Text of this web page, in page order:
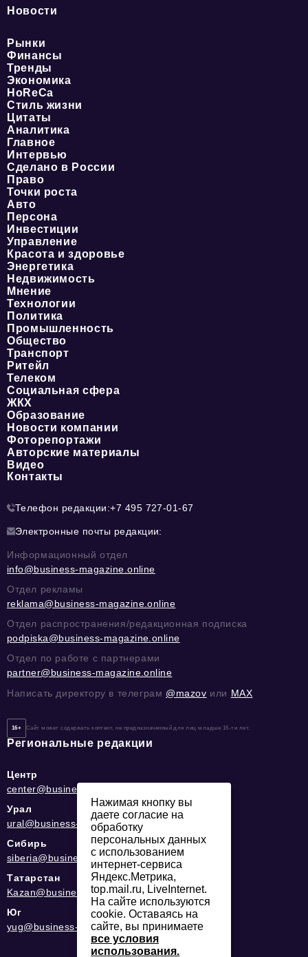
Новости
Рынки
Финансы
Тренды
Экономика
HoReCa
Стиль жизни
Цитаты
Аналитика
Главное
Интервью
Сделано в России
Право
Точки роста
Авто
Персона
Инвестиции
Управление
Красота и здоровье
Энергетика
Недвижимость
Мнение
Технологии
Политика
Промышленность
Общество
Транспорт
Ритейл
Телеком
Социальная сфера
ЖКХ
Образование
Новости компании
Фоторепортажи
Авторские материалы
Видео
Контакты
Телефон редакции:+7 495 727-01-67
Электронные почты редакции:
Информационный отдел
info@business-magazine.online
Отдел рекламы
reklama@business-magazine.online
Отдел распространения/редакционная подписка
podpiska@business-magazine.online
Отдел по работе с партнерами
partner@business-magazine.online
Написать директору в телеграм @mazov или MAX
16+ Сайт может содержать контент, не предназначенный для лиц младше 16-ти лет.
Региональные редакции
Центр
center@business-magazine.online
Урал
ural@business-magazine.online
Сибирь
siberia@business-magazine.online
Татарстан
Kazan@business-magazine.online
Юг
yug@business-magazine.online
Нажимая кнопку вы
даете согласие на
обработку
персональных данных
с использованием
интернет-сервиса
Яндекс.Метрика,
top.mail.ru, LiveInternet.
На сайте используются
cookie. Оставаясь на
сайте, вы принимаете
все условия
использования.